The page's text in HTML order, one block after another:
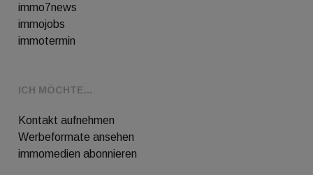
immo7news
immojobs
immotermin
ICH MÖCHTE...
Kontakt aufnehmen
Werbeformate ansehen
immomedien abonnieren